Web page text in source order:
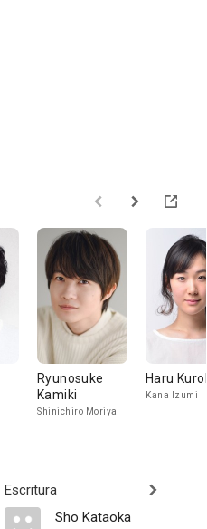
Ryunosuke
Kamiki
Shinichiro Moriya
Haru
Kana Izumi
Escritura
Sho Kataoka